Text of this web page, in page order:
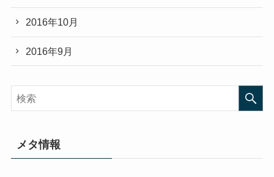
2016年10月
2016年9月
メタ情報